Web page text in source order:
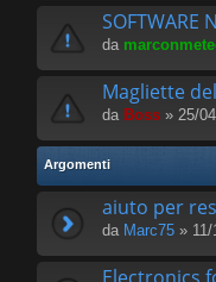
SOFTWARE
da
Magliette
da Boss » 25/
Argomenti
aiuto per
da Marc75 »